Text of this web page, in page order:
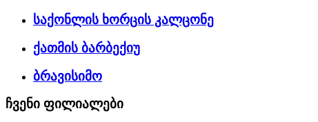
საქონლის ხორცის კალცონე
ქათმის ბარბექიუ
ბრავისიმო
ჩვენი ფილიალები